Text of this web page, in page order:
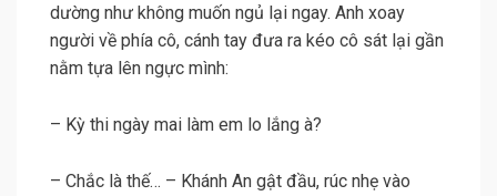
dường như không muốn ngủ lại ngay. Anh xoay
người về phía cô, cánh tay đưa ra kéo cô sát lại gần
nằm tựa lên ngực mình:
– Kỳ thi ngày mai làm em lo lắng à?
– Chắc là thế… – Khánh An gật đầu, rúc nhẹ vào